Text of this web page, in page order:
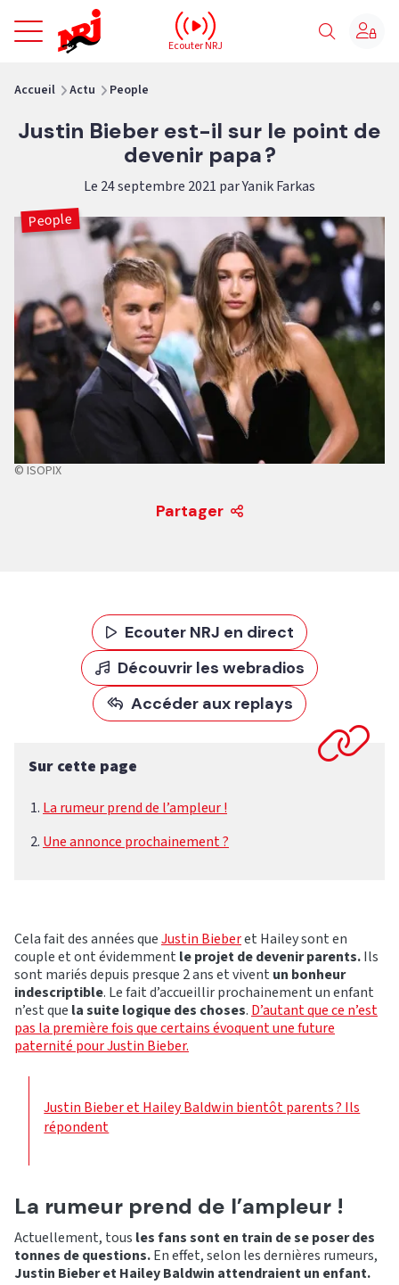
NRJ - Accueil
Ecouter NRJ
Accueil Actu People
Justin Bieber est-il sur le point de
devenir papa ?
Le 24 septembre 2021 par Yanik Farkas
People
© ISOPIX
Partager
Ecouter NRJ en direct
Découvrir les webradios
Accéder aux replays
Sur cette page
La rumeur prend de l’ampleur !
Une annonce prochainement ?
Cela fait des années queJustin Bieberet Hailey sont en
couple et ont évidemment le projet de devenir parents.Ils
sont mariés depuis presque 2 ans et vivent un bonheur
indescriptible. Le fait d’accueillir prochainement un enfant
n’est que la suite logique des choses. D’autant que ce n’est
pas la première fois que certains évoquent une future
paternité pour Justin Bieber.
Justin Bieber et Hailey Baldwin bientôt parents ? Ils
répondent
La rumeur prend de l’ampleur !
Actuellement, tous les fans sont en train de se poser des
tonnes de questions.En effet, selon les dernières rumeurs,
Justin Bieber et Hailey Baldwin attendraient un enfant.